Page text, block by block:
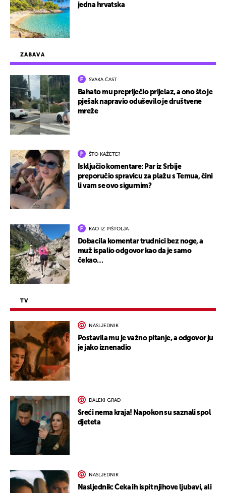
ZABAVA
SVAKA ČAST
Bahato mu prepriječio prijelaz, a ono što je
pješak napravio oduševilo je društvene
mreže
ŠTO KAŽETE?
Isključio komentare: Par iz Srbije
preporučio spravicu za plažu s Temua, čini
li vam se ovo sigurnim?
KAO IZ PIŠTOLJA
Dobacila komentar trudnici bez noge, a
muž ispalio odgovor kao da je samo
čekao…
TV
NASLJEDNIK
Postavila mu je važno pitanje, a odgovor ju
je jako iznenadio
DALEKI GRAD
Sreći nema kraja! Napokon su saznali spol
djeteta
NASLJEDNIK
Nasljednik: Čeka ih ispit njihove ljubavi, ali
jedna hrvatska